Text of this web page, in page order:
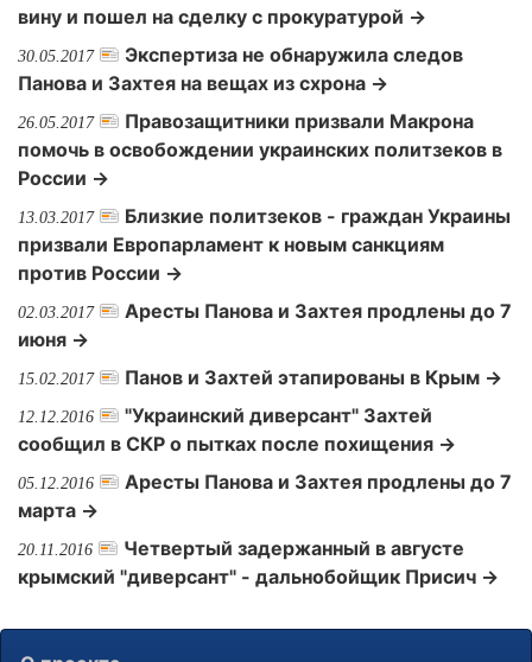
вину и пошел на сделку с прокуратурой →
30.05.2017
Экспертиза не обнаружила следов
Панова и Захтея на вещах из схрона →
26.05.2017
Правозащитники призвали Макрона
помочь в освобождении украинских политзеков в
России →
13.03.2017
Близкие политзеков - граждан Украины
призвали Европарламент к новым санкциям
против России →
02.03.2017
Аресты Панова и Захтея продлены до 7
июня →
15.02.2017 Панов и Захтей этапированы в Крым →
12.12.2016
"Украинский диверсант" Захтей
сообщил в СКР о пытках после похищения →
05.12.2016
Аресты Панова и Захтея продлены до 7
марта →
20.11.2016
Четвертый задержанный в августе
крымский "диверсант" - дальнобойщик Присич →